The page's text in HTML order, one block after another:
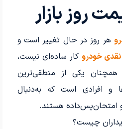
روز بازار
هر روز در حال تغییر است و
خودرو کار ساده‌ای نیست،
یکی از منطقی‌ترین
و افرادی است که به‌دنبال
امتحان‌پس‌داده هستند.
چیست؟